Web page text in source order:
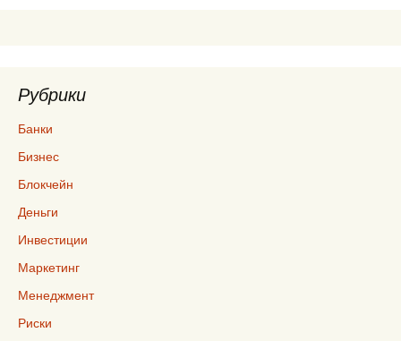
Рубрики
Банки
Бизнес
Блокчейн
Деньги
Инвестиции
Маркетинг
Менеджмент
Риски